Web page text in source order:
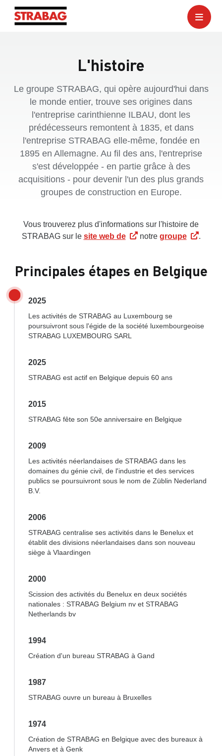
L'histoire
Le groupe STRABAG, qui opère aujourd'hui dans
le monde entier, trouve ses origines dans
l'entreprise carinthienne ILBAU, dont les
prédécesseurs remontent à 1835, et dans
l'entreprise STRABAG elle-même, fondée en
1895 en Allemagne. Au fil des ans, l'entreprise
s'est développée - en partie grâce à des
acquisitions - pour devenir l'un des plus grands
groupes de construction en Europe.
Vous trouverez plus d'informations sur l'histoire de
STRABAG sur le site web de notre groupe .
Principales étapes en Belgique
2025
Les activités de STRABAG au Luxembourg se
poursuivront sous l'égide de la société luxembourgeoise
STRABAG LUXEMBOURG SARL
2025
STRABAG est actif en Belgique depuis 60 ans
2015
STRABAG fête son 50e anniversaire en Belgique
2009
Les activités néerlandaises de STRABAG dans les
domaines du génie civil, de l'industrie et des services
publics se poursuivront sous le nom de Züblin Nederland
B.V.
2006
STRABAG centralise ses activités dans le Benelux et
établit des divisions néerlandaises dans son nouveau
siège à Vlaardingen
2000
Scission des activités du Benelux en deux sociétés
nationales : STRABAG Belgium nv et STRABAG
Netherlands bv
1994
Création d'un bureau STRABAG à Gand
1987
STRABAG ouvre un bureau à Bruxelles
1974
Création de STRABAG en Belgique avec des bureaux à
Anvers et à Genk